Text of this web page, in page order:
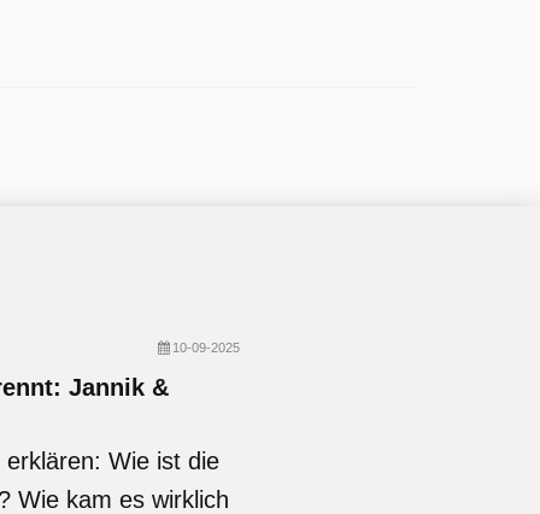
10-09-2025
Jannik &
Wie ist die
Wie kam es wirklich